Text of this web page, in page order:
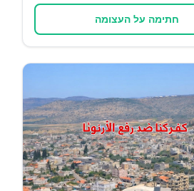
חתימה על העצומה